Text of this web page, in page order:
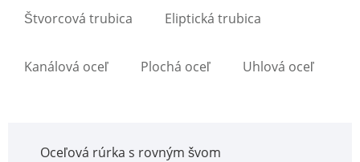
Štvorcová trubica Eliptická trubica
Kanálová oceľ Plochá oceľ Uhlová oceľ
Oceľová rúrka s rovným švom